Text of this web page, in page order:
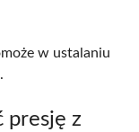
w ustalaniu
.
presję z